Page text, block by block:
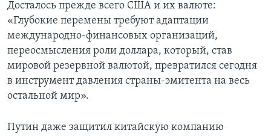
Досталось прежде всего США и их валюте:
«Глубокие перемены требуют адаптации
международно‑финансовых организаций,
переосмысления роли доллара, который, став
мировой резервной валютой, превратился сегодня
в инструмент давления страны‑эмитента на весь
остальной мир».
Путин даже защитил китайскую компанию